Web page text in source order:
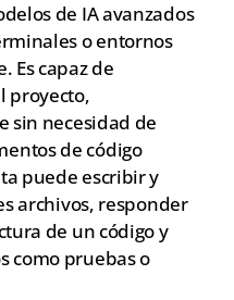
de IA avanzados
o entornos
Es capaz de
proyecto,
sin necesidad de
de código
puede escribir y
archivos, responder
de un código y
como pruebas o